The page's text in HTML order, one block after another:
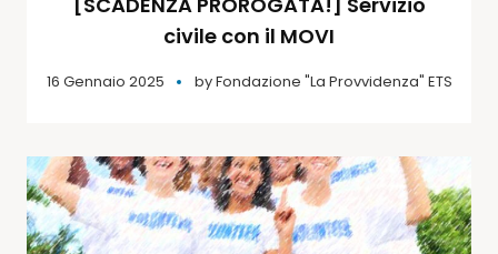
civile con il MOVI
16 Gennaio 2025 byFondazione "La Provvidenza" ETS